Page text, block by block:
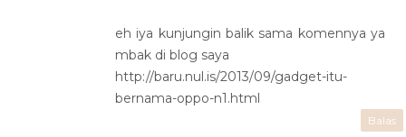
eh iya kunjungin balik sama komennya ya
mbak di blog saya
http://baru.nul.is/2013/09/gadget-itu-
bernama-oppo-n1.html
Balas